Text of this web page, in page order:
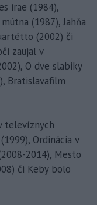
irae (1984),
(1987), Jahňa
(2002) či
zaujal v
O dve slabiky
Bratislavafilm
televíznych
Ordinácia v
2014), Mesto
či Keby bolo